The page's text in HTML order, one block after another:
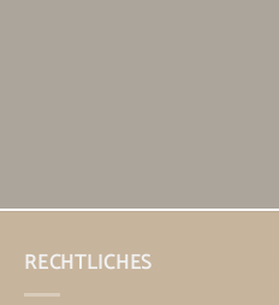
RECHTLICHES